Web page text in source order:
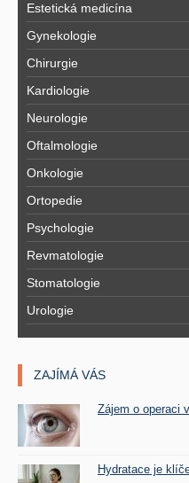
Estetická medicína
Gynekologie
Chirurgie
Kardiologie
Neurologie
Oftalmologie
Onkologie
Ortopedie
Psychologie
Revmatologie
Stomatologie
Urologie
ZAJÍMÁ VÁS
Zájem o operaci
Hydratace je